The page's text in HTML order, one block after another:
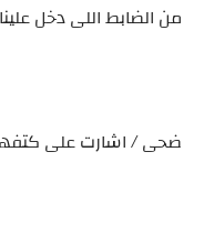
من الضابط اللى دخل علينا 100000جنيه ثمنى ومشي
ضحى / اشارت على